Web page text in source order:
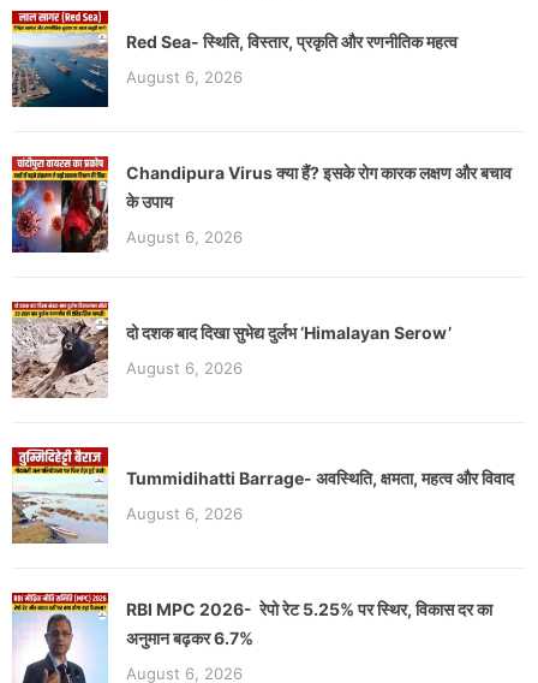
Red Sea- स्थिति, विस्तार, प्रकृति और रणनीतिक महत्व
August 6, 2026
Chandipura Virus क्या हैं? इसके रोग कारक लक्षण और बचाव
के उपाय
August 6, 2026
दो दशक बाद दिखा सुभेद्य दुर्लभ ‘Himalayan Serow’
August 6, 2026
Tummidihatti Barrage- अवस्थिति, क्षमता, महत्व और विवाद
August 6, 2026
RBI MPC 2026- रेपो रेट 5.25% पर स्थिर, विकास दर का
अनुमान बढ़कर 6.7%
August 6, 2026